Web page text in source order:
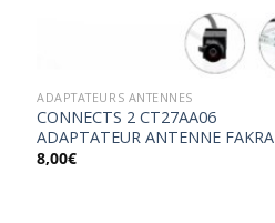
ADAPTATEURS ANTENNES
CONNECTS 2 CT27AA06
ADAPTATEUR ANTENNE FAKRA
8,00€